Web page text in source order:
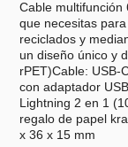
Cable multifunción
que necesitas
reciclados y
un diseño único y
rPET)Cable: USB-
con adaptador
Lightning 2 en 1
regalo de papel
x 36 x 15 mm